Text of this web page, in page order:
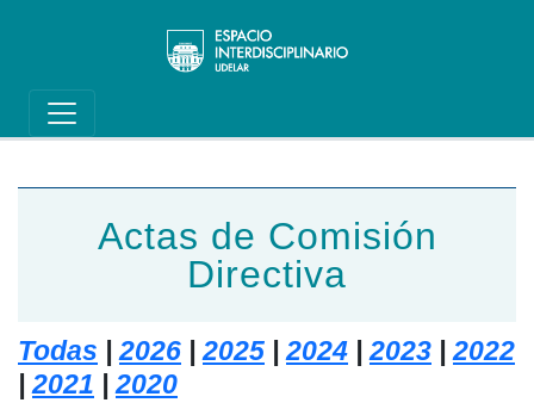
Main navigation
Actas de Comisión
Directiva
Todas | 2026 | 2025 | 2024 | 2023 | 2022
| 2021 | 2020